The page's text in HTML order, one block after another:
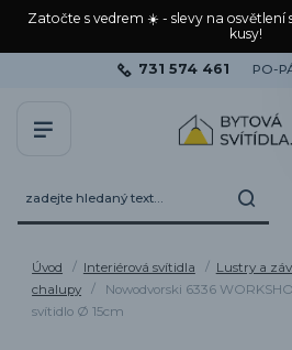
Zatočte s vedrem ☀️ - slevy na
kusy!
731 574 461 PO-
Úvod Interiérová svítidla Lustry a
chalupy
Nowodvorski 6336
svítidlo Ø 15cm